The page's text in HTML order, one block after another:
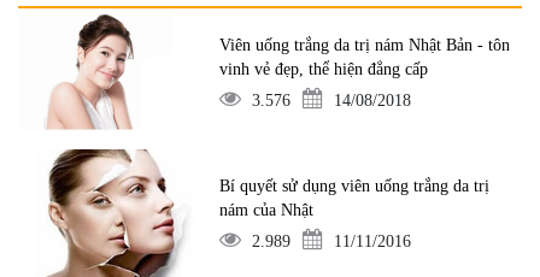
Viên uống trắng da trị nám Nhật Bản - tôn
vinh vẻ đẹp, thể hiện đẳng cấp
3.576
14/08/2018
Bí quyết sử dụng viên uống trắng da trị
nám của Nhật
2.989
11/11/2016